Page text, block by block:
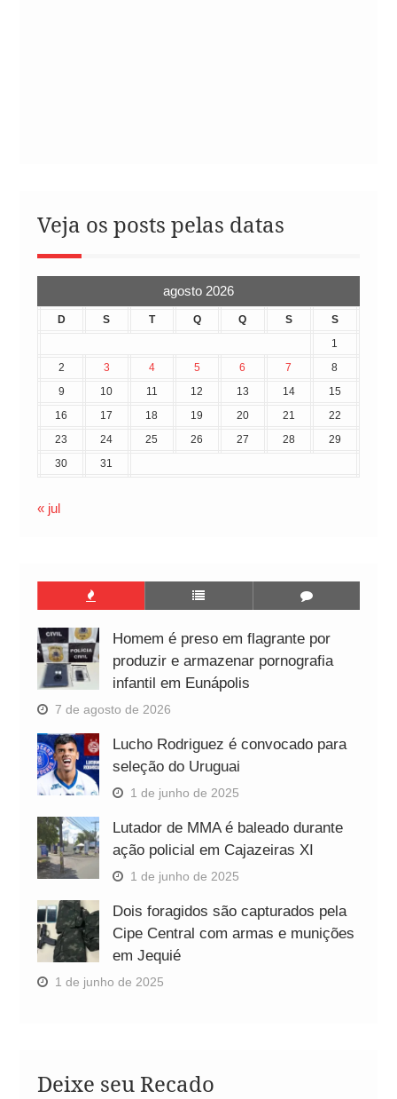
Veja os posts pelas datas
agosto 2026
D S T Q Q S
S
1
2
3 4 5 6 7
8
9
10 11 12 13 14
15
16
17 18 19 20 21
22
23
24 25 26 27 28
29
30
31
« jul
Homem é preso em flagrante por
produzir e armazenar pornografia
infantil em Eunápolis
7 de agosto de 2026
Lucho Rodriguez é convocado para
seleção do Uruguai
1 de junho de 2025
Lutador de MMA é baleado durante
ação policial em Cajazeiras XI
1 de junho de 2025
Dois foragidos são capturados pela
Cipe Central com armas e munições
em Jequié
1 de junho de 2025
Deixe seu Recado